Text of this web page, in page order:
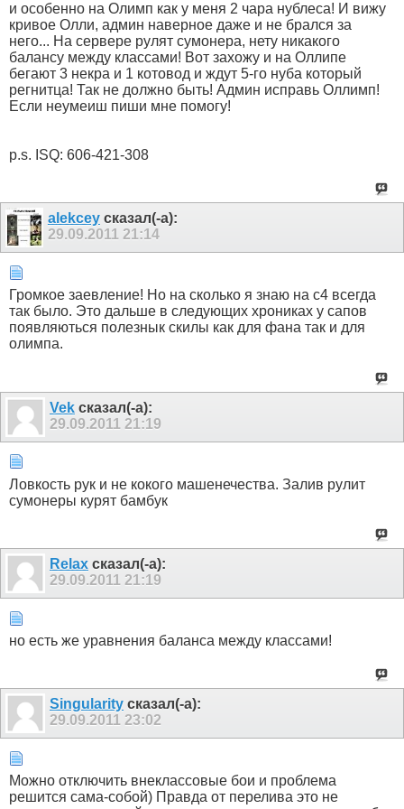
и особенно на Олимп как у меня 2 чара нублеса! И вижу
кривое Олли, админ наверное даже и не брался за
него... На сервере рулят сумонера, нету никакого
балансу между классами! Вот захожу и на Оллипе
бегают 3 некра и 1 котовод и ждут 5-го нуба который
регнитца! Так не должно быть! Админ исправь Оллимп!
Если неумеиш пиши мне помогу!
p.s. ISQ: 606-421-308
alekceyсказал(-а):
29.09.2011 21:14
Громкое заевление! Но на сколько я знаю на с4 всегда
так было. Это дальше в следующих хрониках у сапов
появляються полезнык скилы как для фана так и для
олимпа.
Vek сказал(-а):
29.09.2011 21:19
Ловкость рук и не кокого машенечества. Залив рулит
сумонеры курят бамбук
Relax сказал(-а):
29.09.2011 21:19
но есть же уравнения баланса между классами!
Singularity сказал(-а):
29.09.2011 23:02
Можно отключить внеклассовые бои и проблема
решится сама-собой) Правда от перелива это не